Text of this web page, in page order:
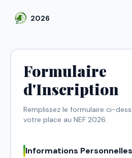
2026
Formulaire
d'Inscription
Remplissez le formulaire ci-
votre place au NEF 2026.
Informations Personnelles